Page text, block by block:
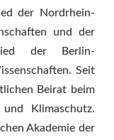
der Nordrhein-
und der
der Berlin-
Seit
Beirat beim
Klimaschutz.
Akademie der